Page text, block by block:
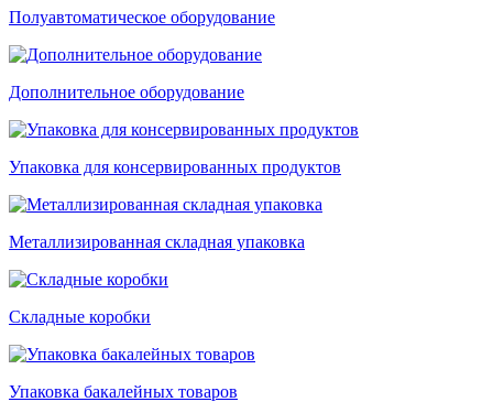
Полуавтоматическое оборудование
Дополнительное оборудование
Упаковка для консервированных продуктов
Металлизированная складная упаковка
Складные коробки
Упаковка бакалейных товаров